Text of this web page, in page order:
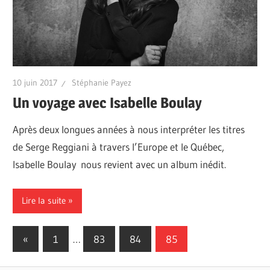
10 juin 2017 Stéphanie Payez
Un voyage avec Isabelle Boulay
Après deux longues années à nous interpréter les titres
de Serge Reggiani à travers l’Europe et le Québec,
Isabelle Boulay nous revient avec un album inédit.
Lire la suite
Pagination
« Previous
Posts
1 … 83 84 85